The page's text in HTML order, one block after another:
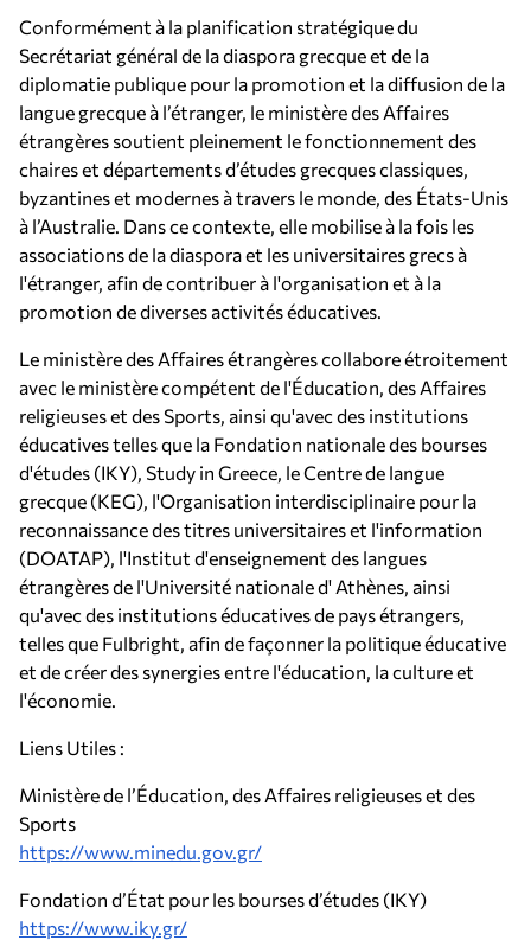
Conformément à la planification stratégique du
Secrétariat général de la diaspora grecque et de la
diplomatie publique pour la promotion et la diffusion de la
langue grecque à l’étranger, le ministère des Affaires
étrangères soutient pleinement le fonctionnement des
chaires et départements d’études grecques classiques,
byzantines et modernes à travers le monde, des États-Unis
à l’Australie. Dans ce contexte, elle mobilise à la fois les
associations de la diaspora et les universitaires grecs à
l'étranger, afin de contribuer à l'organisation et à la
promotion de diverses activités éducatives.
Le ministère des Affaires étrangères collabore étroitement
avec le ministère compétent de l'Éducation, des Affaires
religieuses et des Sports, ainsi qu'avec des institutions
éducatives telles que la Fondation nationale des bourses
d'études (IKY), Study in Greece, le Centre de langue
grecque (KEG), l'Organisation interdisciplinaire pour la
reconnaissance des titres universitaires et l'information
(DOATAP), l'Institut d'enseignement des langues
étrangères de l'Université nationale d' Athènes, ainsi
qu'avec des institutions éducatives de pays étrangers,
telles que Fulbright, afin de façonner la politique éducative
et de créer des synergies entre l'éducation, la culture et
l'économie.
Liens Utiles :
Ministère de l’Éducation, des Affaires religieuses et des
Sports
https://www.minedu.gov.gr/
Fondation d’État pour les bourses d’études (IKY)
https://www.iky.gr/